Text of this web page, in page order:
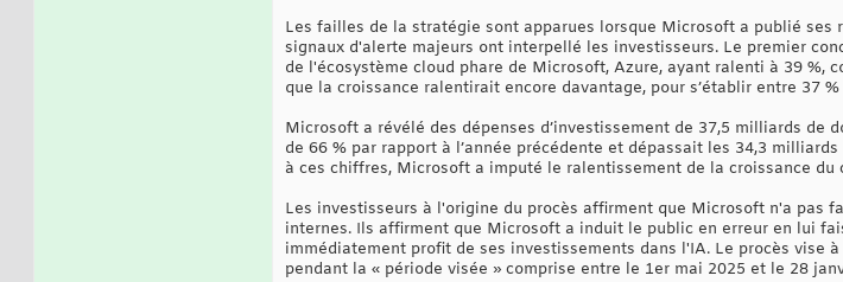
Les failles de la stratégie sont apparues lorsque Microsoft a publié
signaux d'alerte majeurs ont interpellé les investisseurs. Le premier
de l'écosystème cloud phare de Microsoft, Azure, ayant ralenti à 39 %,
que la croissance ralentirait encore davantage, pour s’établir entre 37
Microsoft a révélé des dépenses d’investissement de 37,5 milliards
de 66 % par rapport à l’année précédente et dépassait les 34,3
à ces chiffres, Microsoft a imputé le ralentissement de la croissance du
Les investisseurs à l'origine du procès affirment que Microsoft n'a pas
internes. Ils affirment que Microsoft a induit le public en erreur en lui
immédiatement profit de ses investissements dans l'IA. Le procès vise
pendant la « période visée » comprise entre le 1er mai 2025 et le 28